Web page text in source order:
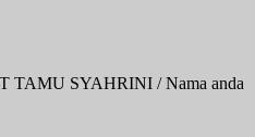
TAMU SYAHRINI / Nama anda